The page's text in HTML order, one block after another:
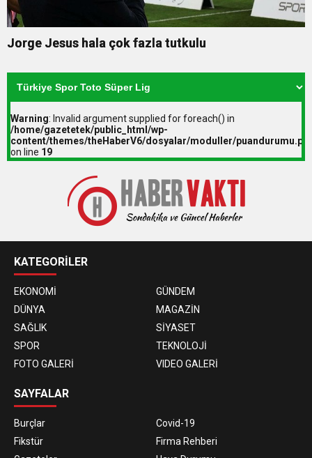
Jorge Jesus hala çok fazla tutkulu
Warning: Invalid argument supplied for foreach() in
/home/gazetetek/public_html/wp-
content/themes/theHaberV6/dosyalar/moduller/
on line 19
KATEGORİLER
EKONOMİ
GÜNDEM
DÜNYA
MAGAZİN
SAĞLIK
SİYASET
SPOR
TEKNOLOJİ
FOTO GALERİ
VIDEO GALERİ
SAYFALAR
Burçlar
Covid-19
Fikstür
Firma Rehberi